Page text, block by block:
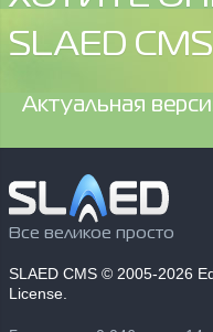
SLAED
Aктуальная
Все великое просто
SLAED CMS © 2005-2026
License.